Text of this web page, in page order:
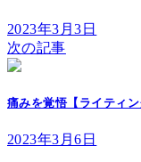
2023年3月3日
次の記事
痛みを覚悟【ライティン
2023年3月6日